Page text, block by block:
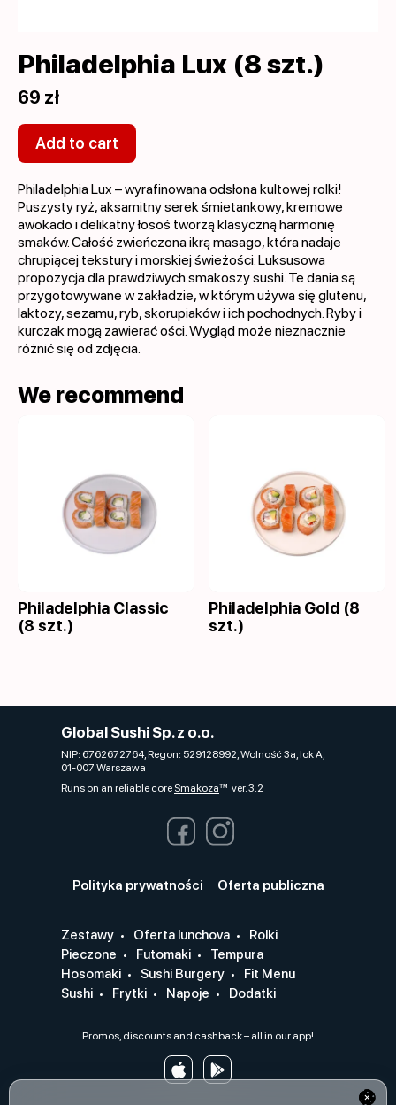
Philadelphia Lux (8 szt.)
69 zł
Add to cart
Philadelphia Lux – wyrafinowana odsłona kultowej rolki!
Puszysty ryż, aksamitny serek śmietankowy, kremowe
awokado i delikatny łosoś tworzą klasyczną harmonię
smaków. Całość zwieńczona ikrą masago, która nadaje
chrupiącej tekstury i morskiej świeżości. Luksusowa
propozycja dla prawdziwych smakoszy sushi. Te dania są
przygotowywane w zakładzie, w którym używa się glutenu,
laktozy, sezamu, ryb, skorupiaków i ich pochodnych. Ryby i
kurczak mogą zawierać ości. Wygląd może nieznacznie
różnić się od zdjęcia.
We recommend
Philadelphia Classic
(8 szt.)
Philadelphia Gold (8
szt.)
Global Sushi Sp. z o.o.
NIP: 6762672764, Regon: 529128992, Wolność 3a, lok A,
01-007 Warszawa
Runs on an reliable core Smakozaver. 3.2
Polityka prywatności Oferta publiczna
Zestawy Oferta lunchova
Rolki
Pieczone
Futomaki
Tempura
Hosomaki
Sushi Burgery
Fit Menu
Sushi
Frytki Napoje Dodatki
Promos, discounts and cashback – all in our app!